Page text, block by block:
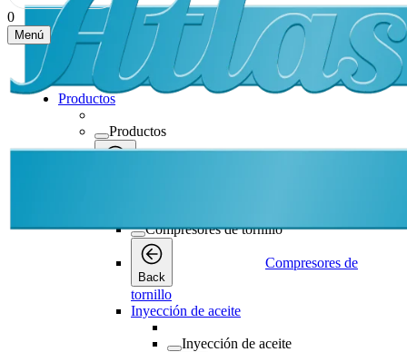
0
Menú
Productos
Productos
Compresores de tornillo
Back
Compresores de
tornillo
Inyección de aceite
Inyección de aceite